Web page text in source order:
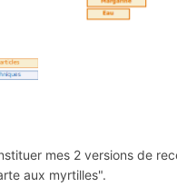
mes 2 versions de
aux myrtilles".